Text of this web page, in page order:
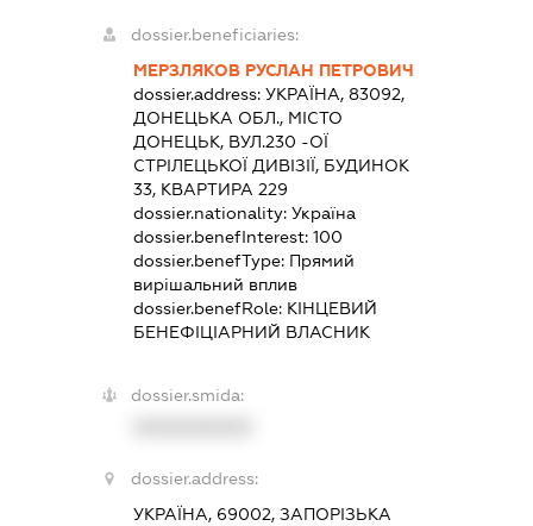
dossier.beneficiaries:
МЕРЗЛЯКОВ РУСЛАН ПЕТРОВИЧ
dossier.address: УКРАЇНА, 83092,
ДОНЕЦЬКА ОБЛ., МІСТО
ДОНЕЦЬК, ВУЛ.230 -ОЇ
СТРІЛЕЦЬКОЇ ДИВІЗІЇ, БУДИНОК
33, КВАРТИРА 229
dossier.nationality: Україна
dossier.benefInterest: 100
dossier.benefType: Прямий
вирішальний вплив
dossier.benefRole: КІНЦЕВИЙ
БЕНЕФІЦІАРНИЙ ВЛАСНИК
dossier.smida:
dossier.address:
УКРАЇНА, 69002, ЗАПОРІЗЬКА